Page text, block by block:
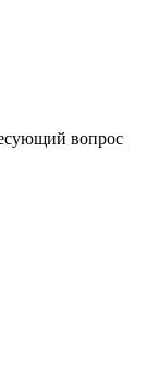
вопрос